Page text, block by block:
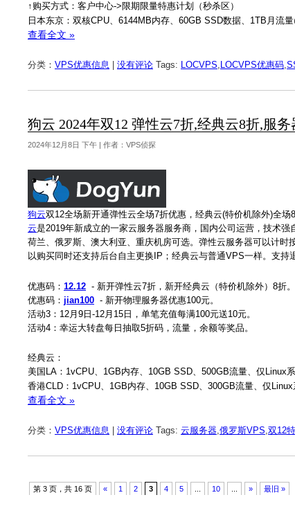
↑购买方式：客户中心->限期限量特惠计划（秒杀区）
日本东京：双核CPU、6144MB内存、60GB SSD数据、1TB月流
查看全文 »
分类： VPS优惠信息 | 没有评论 Tags: LOCVPS LOCVPS优惠码
狗云 2024年双12 弹性云7折,经典云8折,服
2024年12月8日 下午 | 作者：VPS侦探
狗云双12全场新开通弹性云全场7折优惠，经典云(特价机除外)全
云是2019年新成立的一家云服务器服务商，国内公司运营，技术
荷兰、俄罗斯、澳大利亚、重庆机房可选。弹性云服务器可以计
以购买同时还支持后台自主更换IP；经典云与普通VPS一样。支持
优惠码： 12.12 - 新开弹性云7折，新开经典云（特价机除外）8折。
优惠码： jian100 - 新开物理服务器优惠100元。
活动3：12月9日-12月15日，单笔充值每满100元送10元。
活动4：幸运大转盘每日抽取5折码，流量，余额等奖品。
经典云：
美国LA：1vCPU、1GB内存、10GB SSD、500GB流量、仅Linux
香港CLD：1vCPU、1GB内存、10GB SSD、300GB流量、仅
查看全文 »
分类： VPS优惠信息 | 没有评论 Tags: 云服务器 俄罗斯VPS 双12
第 3 页，共 16 页 « 1 2 3 4 5 10 » 最旧 »